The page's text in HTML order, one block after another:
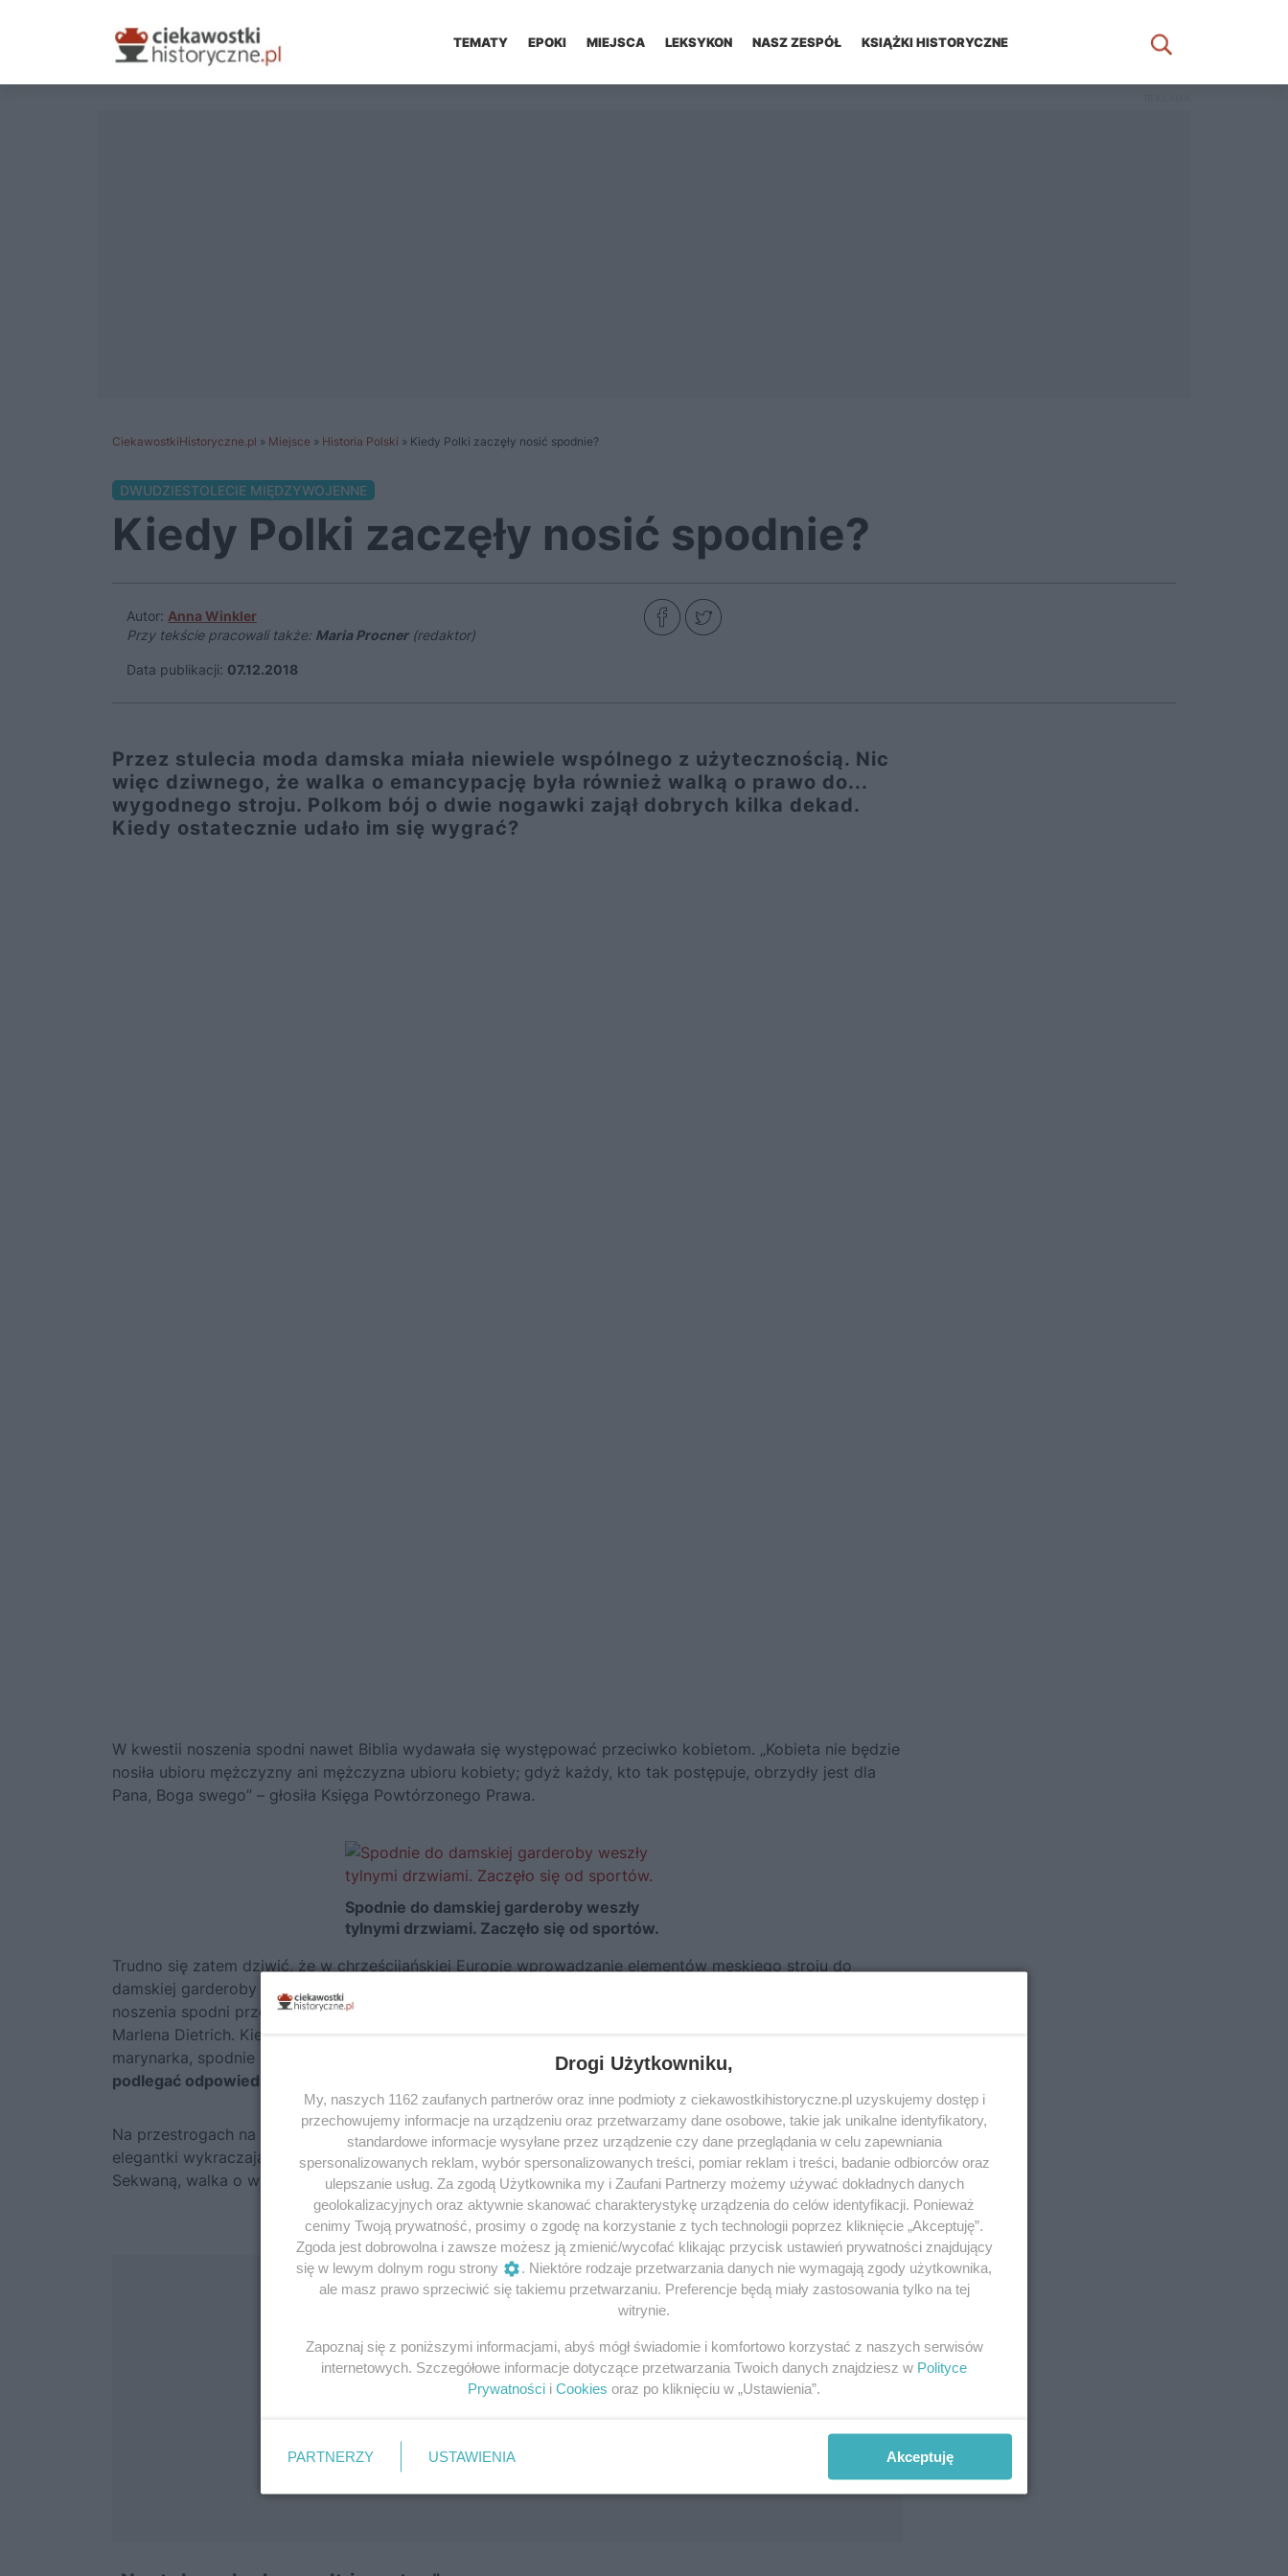
TEMATY EPOKI MIEJSCA LEKSYKON NASZ ZESPÓŁ KSIĄŻKI HISTORYCZNE
CiekawostkiHistoryczne.pl » Miejsce » Historia Polski » Kiedy Polki zaczęły nosić spodnie?
DWUDZIESTOLECIE MIĘDZYWOJENNE
Kiedy Polki zaczęły nosić spodnie?
Autor: Anna Winkler
Przy tekście pracowali także: Maria Procner(redaktor)
Data publikacji: 07.12.2018
Przez stulecia moda damska miała niewiele wspólnego z użytecznością. Nic
więc dziwnego, że walka o emancypację była również walką o prawo do...
wygodnego stroju. Polkom bój o dwie nogawki zajął dobrych kilka dekad.
Kiedy ostatecznie udało im się wygrać?
W kwestii noszenia spodni nawet Biblia wydawała się występować przeciwko kobietom. „Kobieta nie będzie
nosiła ubioru mężczyzny ani mężczyzna ubioru kobiety; gdyż każdy, kto tak postępuje, obrzydły jest dla
Pana, Boga swego” – głosiła Księga Powtórzonego Prawa.
Spodnie do damskiej garderoby weszły
tylnymi drzwiami. Zaczęło się od sportów.
Trudno się zatem dziwić, że w chrześcijańskiej Europie wprowadzanie elementów męskiego stroju do
damskiej garderoby budziło zdecydowany opór. We Francji jeszcze w 1933 roku obowiązywał zakaz
noszenia spodni przez kobiety. Przekonała się o tym ikona stylu i gorąca orędowniczka dwóch nogawek,
Marlena Dietrich. Kiedy pojawiła się w Paryżu w swojej charakterystycznej kreacji, na którą składały się
marynarka, spodnie z wysoką talią, biała koszula i krawat, otrzymała…policyjne ostrzeżenie, że może
podlegać odpowiedzialności karnej!
Na przestrogach na szczęście się skończyło, jednak historia ta doskonale pokazuje, na co narażane były
elegantki wykraczające poza społecznie tolerowane konwenanse. A przecież gdy Dietrich przebywała nad
Sekwaną, walka o wygodny ubiór trwała już co najmniej od kilkudziesięciu lat. Także w Polsce.
Drogi Użytkowniku,
My, naszych 1162 zaufanych partnerów oraz inne podmioty z ciekawostkihistoryczne.pl uzyskujemy dostęp i
przechowujemy informacje na urządzeniu oraz przetwarzamy dane osobowe, takie jak unikalne identyfikatory,
standardowe informacje wysyłane przez urządzenie czy dane przeglądania w celu zapewniania
spersonalizowanych reklam, wybór spersonalizowanych treści, pomiar reklam i treści, badanie odbiorców oraz
ulepszanie usług. Za zgodą Użytkownika my i Zaufani Partnerzy możemy używać dokładnych danych
geolokalizacyjnych oraz aktywnie skanować charakterystykę urządzenia do celów identyfikacji. Ponieważ
cenimy Twoją prywatność, prosimy o zgodę na korzystanie z tych technologii poprzez kliknięcie „Akceptuję”.
Zgoda jest dobrowolna i zawsze możesz ją zmienić/wycofać klikając przycisk ustawień prywatności znajdujący
się w lewym dolnym rogu strony
. Niektóre rodzaje przetwarzania danych nie wymagają zgody użytkownika,
ale masz prawo sprzeciwić się takiemu przetwarzaniu. Preferencje będą miały zastosowania tylko na tej
witrynie.
Zapoznaj się z poniższymi informacjami, abyś mógł świadomie i komfortowo korzystać z naszych serwisów
internetowych. Szczegółowe informacje dotyczące przetwarzania Twoich danych znajdziesz w Polityce
Prywatności i Cookies oraz po kliknięciu w „Ustawienia”.
PARTNERZY USTAWIENIA Akceptuję